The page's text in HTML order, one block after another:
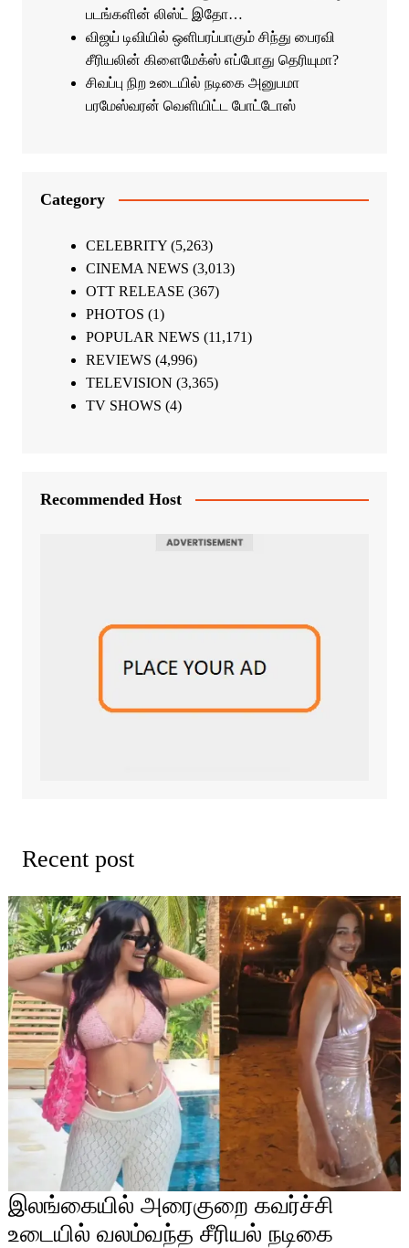
படங்களின் லிஸ்ட் இதோ…
விஜய் டிவியில் ஒளிபரப்பாகும் சிந்து பைரவி
சீரியலின் கிளைமேக்ஸ் எப்போது தெரியுமா?
சிவப்பு நிற உடையில் நடிகை அனுபமா
பரமேஸ்வரன் வெளியிட்ட போட்டோஸ்
Category
CELEBRITY(5,263)
CINEMA NEWS (3,013)
OTT RELEASE (367)
PHOTOS (1)
POPULAR NEWS (11,171)
REVIEWS (4,996)
TELEVISION (3,365)
TV SHOWS (4)
Recommended Host
Recent post
இலங்கையில் அரைகுறை கவர்ச்சி
உடையில் வலம்வந்த சீரியல் நடிகை